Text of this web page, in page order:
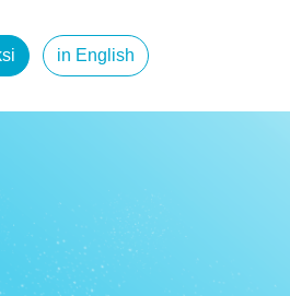
in English